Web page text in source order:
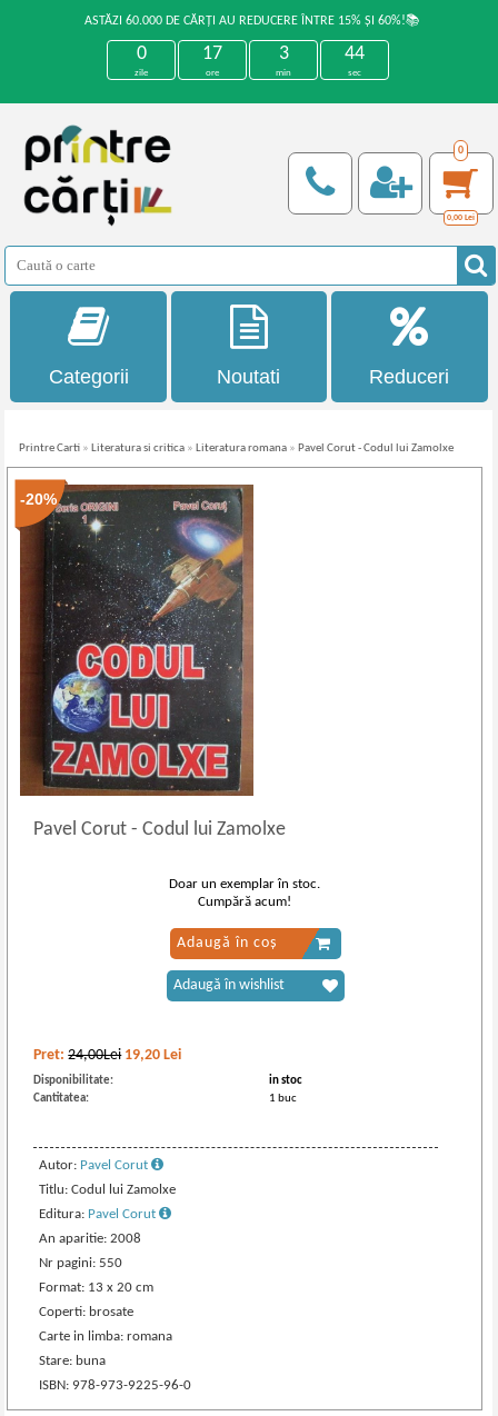
ASTĂZI 60.000 DE CĂRȚI AU REDUCERE ÎNTRE 15% ȘI 60%!📚
0
zile
17
ore
3
min
44
sec
0
0,00 Lei
Categorii Noutati Reduceri
Printre Carti » Literatura si critica » Literatura romana » Pavel Corut - Codul lui Zamolxe
-20%
Pavel Corut- Codul lui Zamolxe
Pret:24,00Lei 19,20 Lei
Disponibilitate:
in stoc
Cantitatea:
1 buc
Autor: Pavel Corut
Titlu: Codul lui Zamolxe
Editura: Pavel Corut
An aparitie: 2008
Nr pagini: 550
Format: 13 x 20 cm
Coperti: brosate
Carte in limba: romana
Stare: buna
ISBN: 978-973-9225-96-0
Doar un exemplar în stoc.
Cumpără acum!
Adaugă în coș
Adaugă în wishlist